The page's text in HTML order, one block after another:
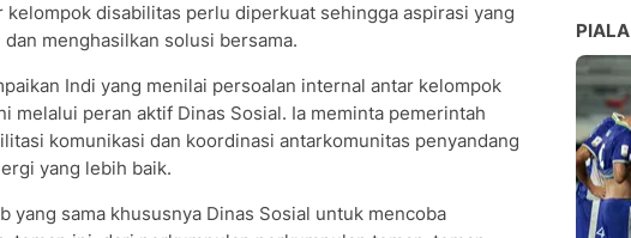
kelompok disabilitas perlu diperkuat sehingga aspirasi yang
menghasilkan solusi bersama.
Indi yang menilai persoalan internal antar kelompok
melalui peran aktif Dinas Sosial. Ia meminta pemerintah
komunikasi dan koordinasi antarkomunitas penyandang
yang lebih baik.
yang sama khususnya Dinas Sosial untuk mencoba